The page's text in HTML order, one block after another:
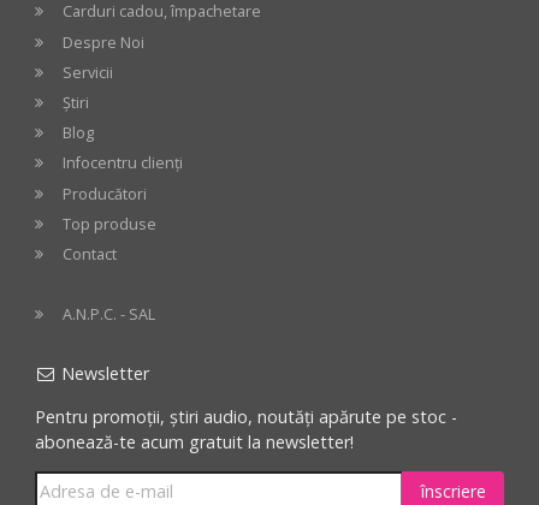
Carduri cadou, împachetare
Despre Noi
Servicii
Știri
Blog
Infocentru clienți
Producători
Top produse
Contact
A.N.P.C. - SAL
Newsletter
Pentru promoții, știri audio, noutăți apărute pe stoc -
abonează-te acum gratuit la newsletter!
înscriere